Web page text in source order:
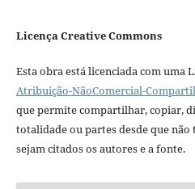
Licença Creative Commons
Esta obra está licenciada com uma
Atribuição-NãoComercial-
que permite compartilhar, copiar,
totalidade ou partes desde que
sejam citados os autores e a fonte.